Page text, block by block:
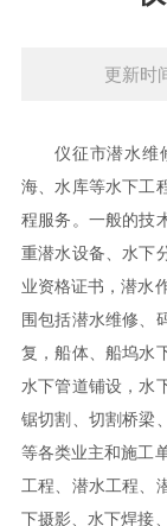
更新时
仪征市潜水维
海、水库等水下工
程服务。一般的技
重潜水设备、水下
业资格证书，潜水
围包括潜水维修、
复，船体、船坞水
水下管道铺设，水
锯切割、切割桥梁
等各类业主和施工
工程、潜水工程、
下摄影、水下焊接